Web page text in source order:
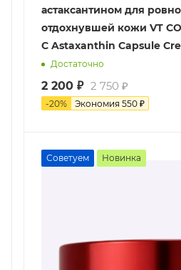
астаксантином для
отдохнувшей кожи VT
C Astaxanthin Capsule
Достаточно
2 200 ₽ 2 750 ₽
-20% Экономия 550 ₽
Советуем Новинка